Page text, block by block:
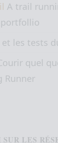
A trail
et les tests
quel
Runner
LES